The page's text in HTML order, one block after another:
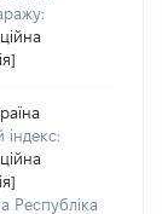
Республіка